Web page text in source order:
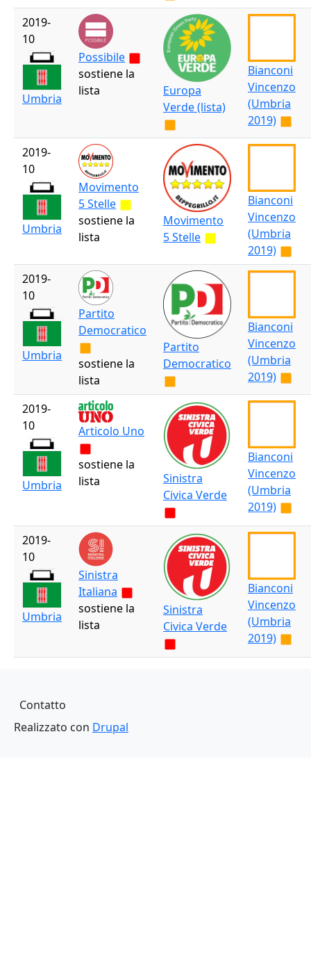
2019-
10
Umbria
Possibile
sostiene la
lista
Europa
Verde (lista)
Bianconi
Vincenzo
(Umbria
2019)
2019-
10
Umbria
Movimento
5 Stelle
sostiene la
lista
Movimento
5 Stelle
Bianconi
Vincenzo
(Umbria
2019)
2019-
10
Umbria
Partito
Democratico
sostiene la
lista
Partito
Democratico
Bianconi
Vincenzo
(Umbria
2019)
2019-
10
Umbria
Articolo Uno
sostiene la
lista
Sinistra
Civica Verde
Bianconi
Vincenzo
(Umbria
2019)
2019-
10
Umbria
Sinistra
Italiana
sostiene la
lista
Sinistra
Civica Verde
Bianconi
Vincenzo
(Umbria
2019)
Piè di pagina
Contatto
Realizzato con Drupal